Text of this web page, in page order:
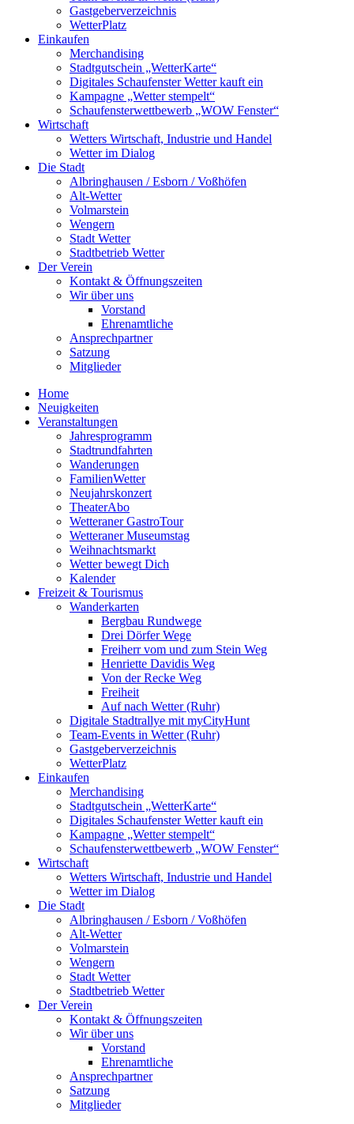
Gastgeberverzeichnis
WetterPlatz
Einkaufen
Merchandising
Stadtgutschein „WetterKarte“
Digitales Schaufenster Wetter kauft ein
Kampagne „Wetter stempelt“
Schaufensterwettbewerb „WOW Fenster“
Wirtschaft
Wetters Wirtschaft, Industrie und Handel
Wetter im Dialog
Die Stadt
Albringhausen / Esborn / Voßhöfen
Alt-Wetter​
Volmarstein
Wengern
Stadt Wetter
Stadtbetrieb Wetter
Der Verein
Kontakt & Öffnungszeiten
Wir über uns
Vorstand
Ehrenamtliche
Ansprechpartner
Satzung
Mitglieder
Home
Neuigkeiten
Veranstaltungen
Jahresprogramm
Stadtrundfahrten
Wanderungen
FamilienWetter
Neujahrskonzert
TheaterAbo
Wetteraner GastroTour
Wetteraner Museumstag
Weihnachtsmarkt
Wetter bewegt Dich
Kalender
Freizeit & Tourismus
Wanderkarten
Bergbau Rundwege
Drei Dörfer Wege
Freiherr vom und zum Stein Weg
Henriette Davidis Weg
Von der Recke Weg
Freiheit
Auf nach Wetter (Ruhr)
Digitale Stadtrallye mit myCityHunt
Team-Events in Wetter (Ruhr)
Gastgeberverzeichnis
WetterPlatz
Einkaufen
Merchandising
Stadtgutschein „WetterKarte“
Digitales Schaufenster Wetter kauft ein
Kampagne „Wetter stempelt“
Schaufensterwettbewerb „WOW Fenster“
Wirtschaft
Wetters Wirtschaft, Industrie und Handel
Wetter im Dialog
Die Stadt
Albringhausen / Esborn / Voßhöfen
Alt-Wetter​
Volmarstein
Wengern
Stadt Wetter
Stadtbetrieb Wetter
Der Verein
Kontakt & Öffnungszeiten
Wir über uns
Vorstand
Ehrenamtliche
Ansprechpartner
Satzung
Mitglieder